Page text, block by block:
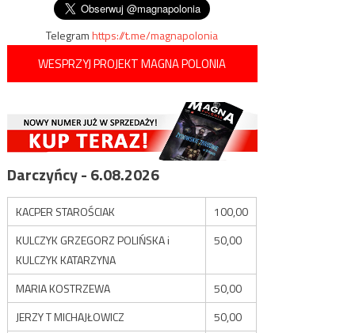
Telegramhttps://t.me/magnapolonia
WESPRZYJ PROJEKT MAGNA POLONIA
Darczyńcy - 6.08.2026
KACPER STAROŚCIAK
100,00
KULCZYK GRZEGORZ POLIŃSKA i
KULCZYK KATARZYNA
50,00
MARIA KOSTRZEWA
50,00
JERZY T MICHAJŁOWICZ
50,00